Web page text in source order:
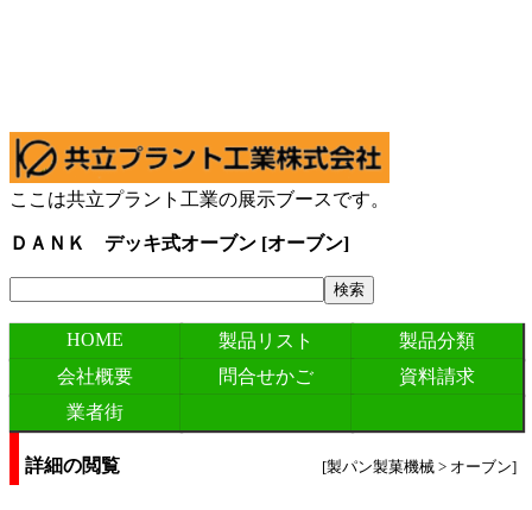
ここは共立プラント工業の展示ブースです。
ＤＡＮＫ デッキ式オーブン [オーブン]
HOME 製品リスト
製品分類
会社概要
問合せかご
資料請求
業者街
詳細の閲覧 [製パン製菓機械 > オーブン]